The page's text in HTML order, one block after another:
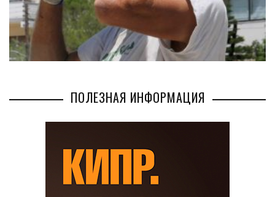
ПОЛЕЗНАЯ ИНФОРМАЦИЯ